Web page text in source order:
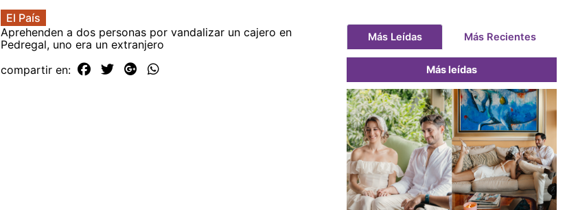
El País
Aprehenden a dos personas por vandalizar un cajero en
Pedregal, uno era un extranjero
compartir en:
Más Leídas Más Recientes
Más leídas